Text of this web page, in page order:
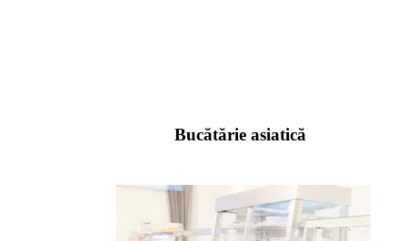
Bucătărie asiatică